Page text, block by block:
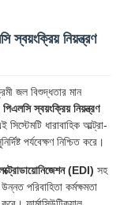
স্বয়ংক্রিয় নিয়ন্ত্রণ
জল বিশুদ্ধতার মান
পিএলসি স্বয়ংক্রিয় নিয়ন্ত্রণ
ধারাবাহিক আল্ট্রা-
পর্যবেক্ষণ নিশ্চিত করে।
(EDI) সহ
পরিবাহিতা কর্মক্ষমতা